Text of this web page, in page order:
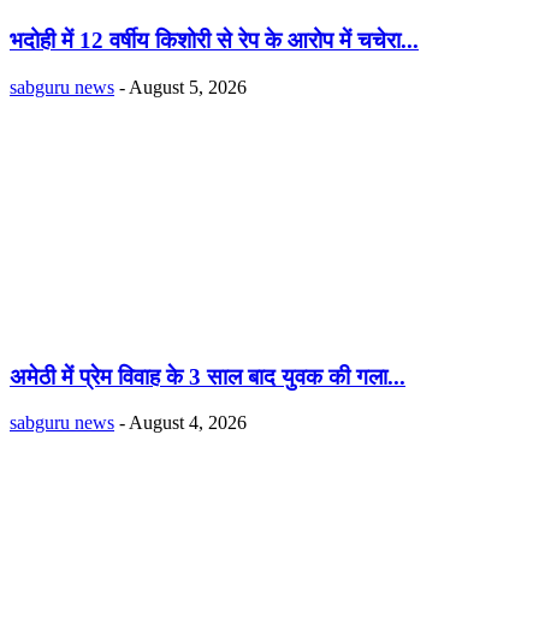
भदोही में 12 वर्षीय किशोरी से रेप के आरोप में चचेरा...
sabguru news - August 5, 2026
अमेठी में प्रेम विवाह के 3 साल बाद युवक की गला...
sabguru news - August 4, 2026